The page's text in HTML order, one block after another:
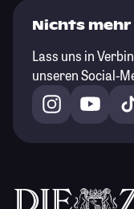
Nichts
Lass uns in
unseren Social-